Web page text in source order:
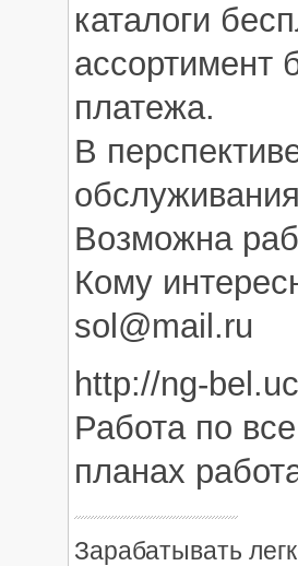
каталоги
ассортимент
платежа.
В
Возможна
Кому
sol@mail.ru
http://ng-
Работа по
планах
Зарабатывать